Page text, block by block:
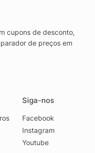
cupons de desconto,
de preços em
Siga-nos
Facebook
Instagram
Youtube